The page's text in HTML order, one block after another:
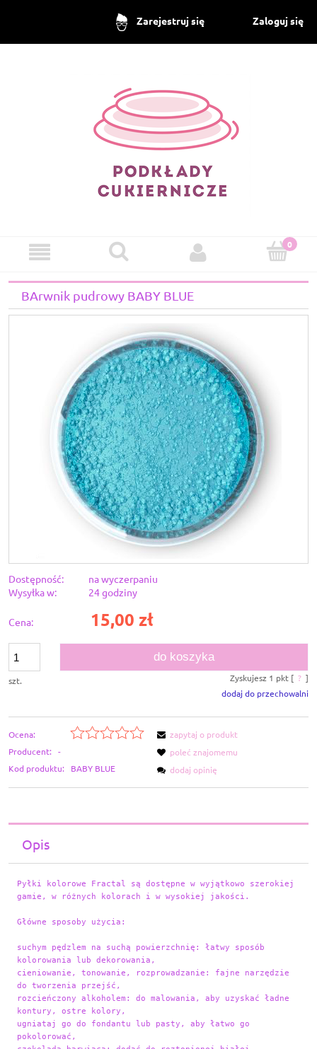
Zarejestruj się Zaloguj się
BArwnik pudrowy BABY BLUE
Dostępność:
na wyczerpaniu
Wysyłka w:
24 godziny
Cena: 15,00 zł
szt.
do koszyka
Zyskujesz 1 pkt [ ? ]
dodaj do przechowalni
Ocena:
Producent:
-
Kod produktu:
BABY BLUE
zapytaj o produkt
poleć znajomemu
dodaj opinię
Opis
Pyłki kolorowe Fractal są dostępne w wyjątkowo szerokiej
gamie, w różnych kolorach i w wysokiej jakości.
Główne sposoby użycia:
suchym pędzlem na suchą powierzchnię: łatwy sposób
kolorowania lub dekorowania,
cieniowanie, tonowanie, rozprowadzanie: fajne narzędzie
do tworzenia przejść,
rozcieńczony alkoholem: do malowania, aby uzyskać ładne
kontury, ostre kolory,
ugniataj go do fondantu lub pasty, aby łatwo go
pokolorować,